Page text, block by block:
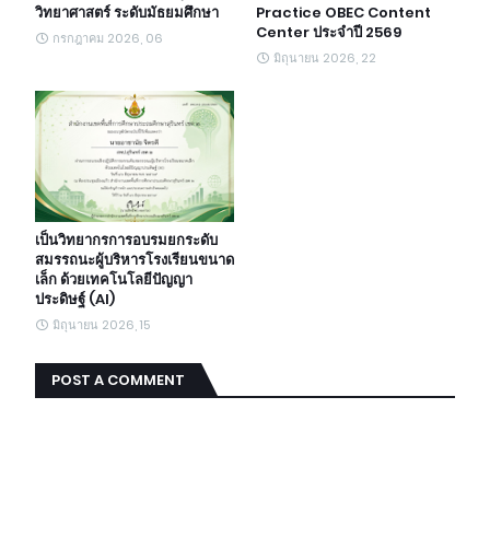
วิทยาศาสตร์ ระดับมัธยมศึกษา
กรกฎาคม 2026, 06
Practice OBEC Content
Center ประจำปี 2569
มิถุนายน 2026, 22
เป็นวิทยากรการอบรมยกระดับ
สมรรถนะผู้บริหารโรงเรียนขนาด
เล็ก ด้วยเทคโนโลยีปัญญา
ประดิษฐ์ (AI)
มิถุนายน 2026, 15
POST A COMMENT